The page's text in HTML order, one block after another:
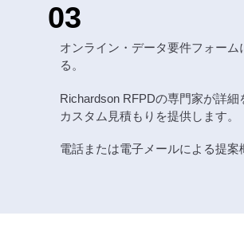
03
オンライン・データ要件フォーム
る。
Richardson RFPDの専門家が詳細
カスタム見積もりを提供します。
電話または電子メールによる提案